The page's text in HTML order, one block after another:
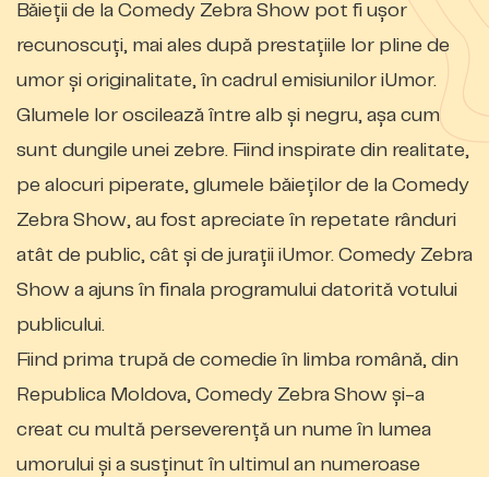
Băieții de la Comedy Zebra Show pot fi ușor
recunoscuți, mai ales după prestațiile lor pline de
umor și originalitate, în cadrul emisiunilor iUmor.
Glumele lor oscilează între alb și negru, așa cum
sunt dungile unei zebre. Fiind inspirate din realitate,
pe alocuri piperate, glumele băieților de la Comedy
Zebra Show, au fost apreciate în repetate rânduri
atât de public, cât și de jurații iUmor. Comedy Zebra
Show a ajuns în finala programului datorită votului
publicului.
Fiind prima trupă de comedie în limba română, din
Republica Moldova, Comedy Zebra Show și-a
creat cu multă perseverență un nume în lumea
umorului și a susținut în ultimul an numeroase